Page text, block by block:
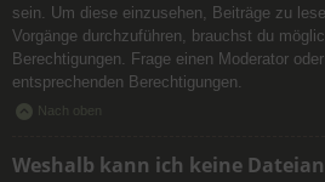
sein. Um diese einzusehen, Beiträge zu
Vorgänge durchzuführen, brauchst du
Berechtigungen. Frage einen Moderator
entsprechenden Berechtigungen.
Nach oben
Weshalb kann ich keine